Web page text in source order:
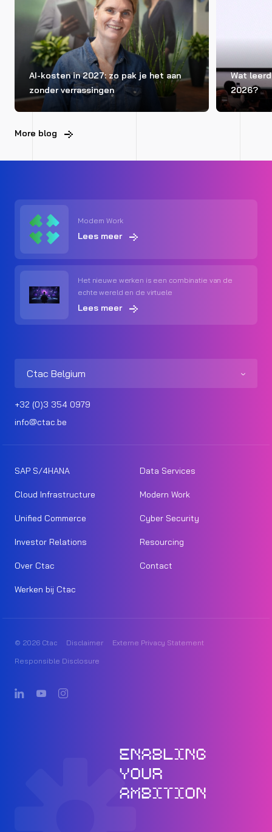
AI-kosten in 2027: zo pak je het aan
zonder verrassingen
Wat
2026?
More blog
Modern Work
Lees meer
Het nieuwe werken is een combinatie van de
echte wereld en de virtuele
Lees meer
Ctac Belgium
+32 (0)3 354 0979
info@ctac.be
SAP S/4HANA Data Services
Cloud Infrastructure Modern Work
Unified Commerce Cyber Security
Investor Relations Resourcing
Over Ctac Contact
Werken bij Ctac
© 2026 Ctac Disclaimer
Externe Privacy Statement
Responsible Disclosure
ENABLING
YOUR
AMBITION